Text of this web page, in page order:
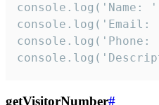
console.log('Name:
getVisitorNumber#